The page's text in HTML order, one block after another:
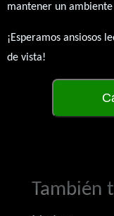
mantener un ambiente
¡Esperamos ansiosos
de vista!
También